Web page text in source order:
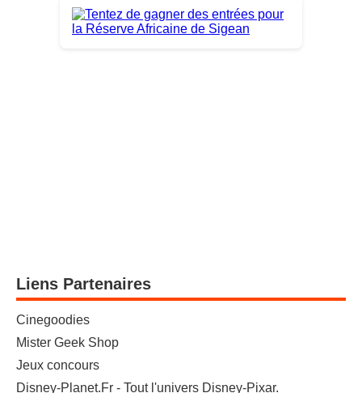
Liens Partenaires
Cinegoodies
Mister Geek Shop
Jeux concours
Disney-Planet.Fr - Tout l'univers Disney-Pixar.